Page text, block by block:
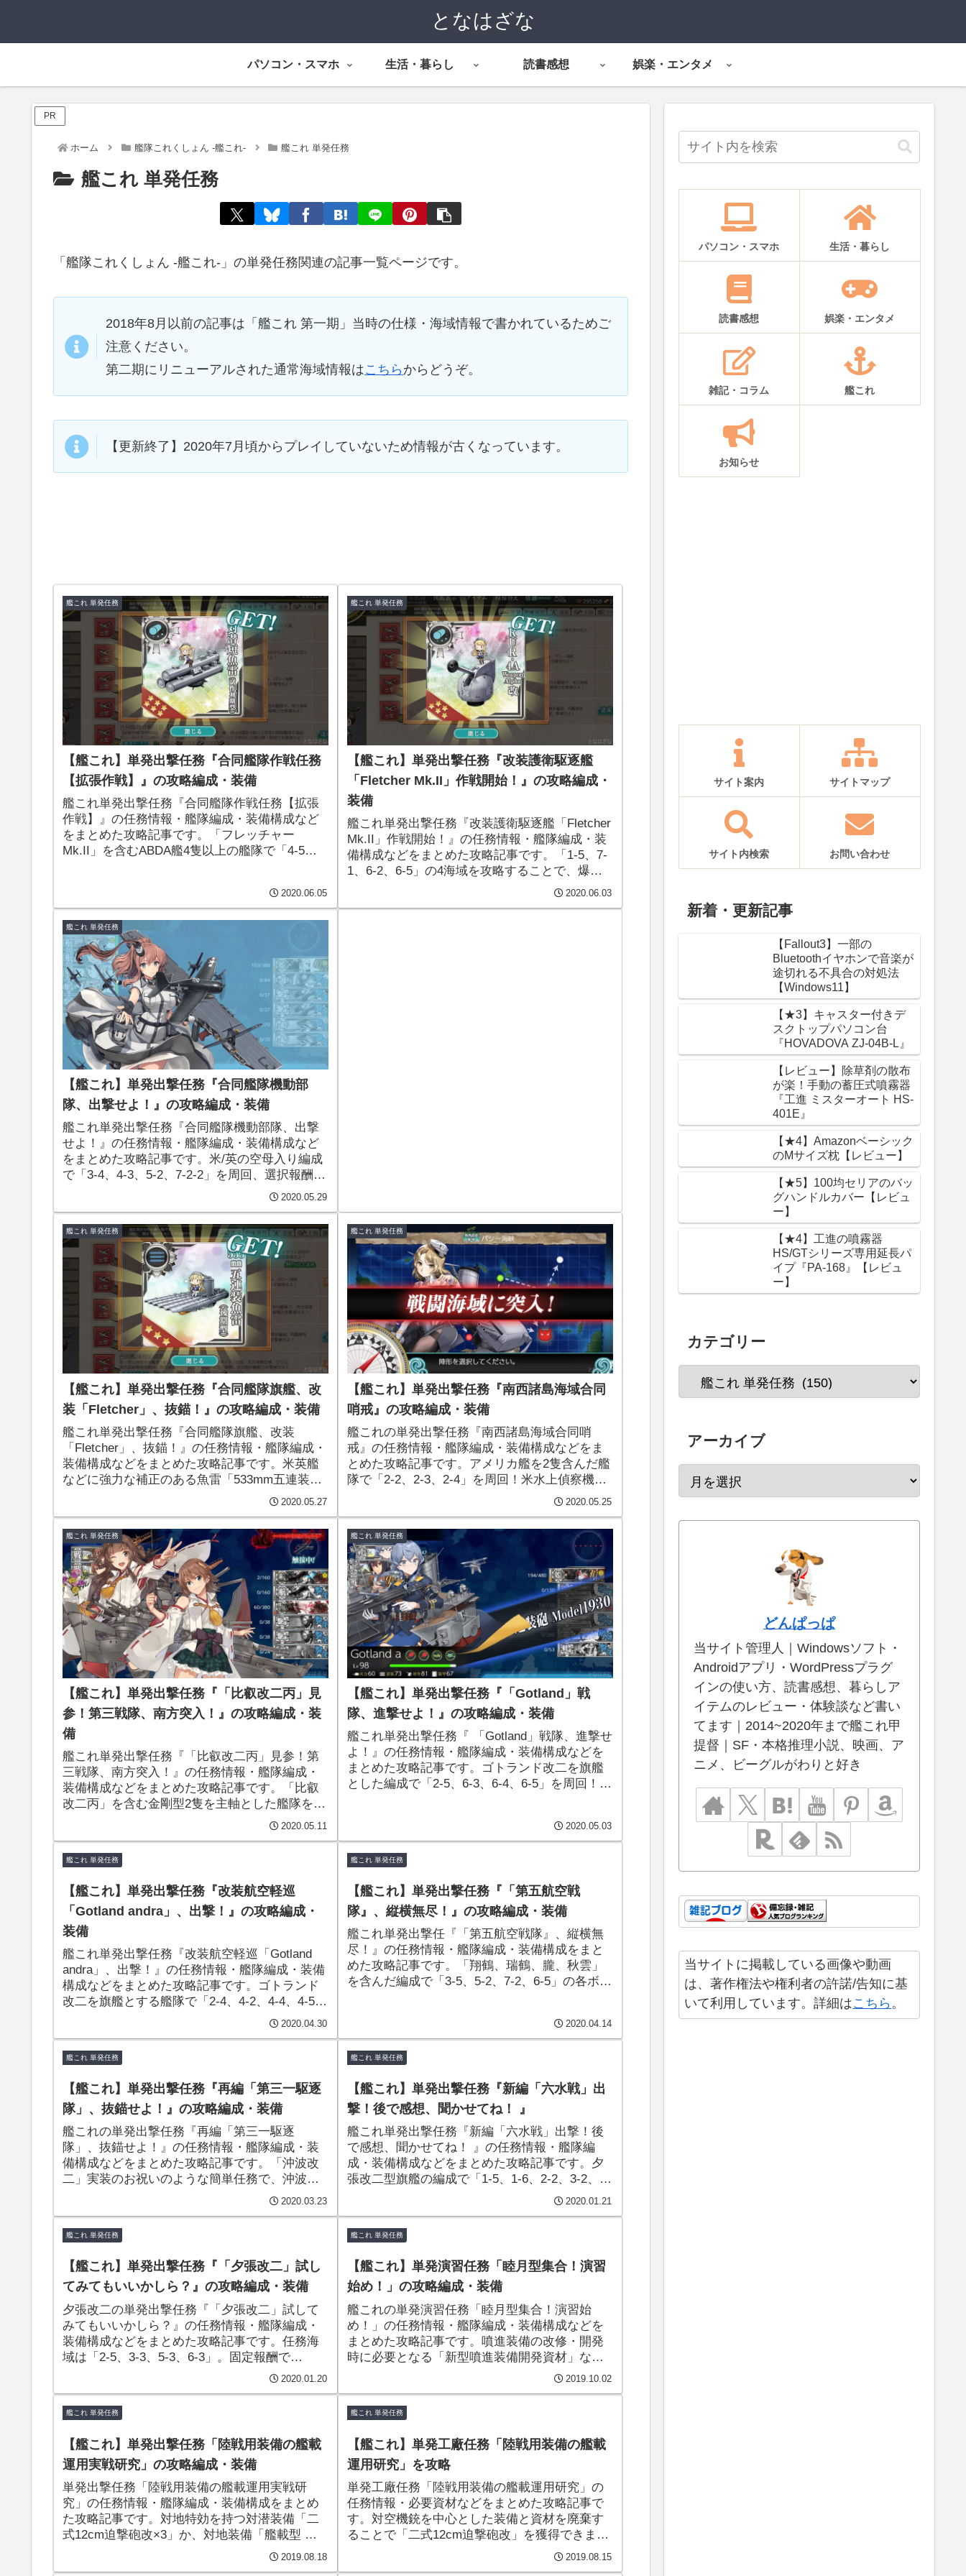
となはざな
パソコン・スマホ 生活・暮らし 読書感想 娯楽・エンタメ
PR
ホーム 艦隊これくしょん -艦これ- 艦これ 単発任務
艦これ 単発任務
「艦隊これくしょん -艦これ-」の単発任務関連の記事一覧ページです。
2018年8月以前の記事は「艦これ 第一期」当時の仕様・海域情報で書かれているためご
注意ください。
第二期にリニューアルされた通常海域情報はこちら からどうぞ。
【更新終了】2020年7月頃からプレイしていないため情報が古くなっています。
艦これ 単発任務
【艦これ】単発出撃任務『合同艦隊作戦任務
【拡張作戦】』の攻略編成・装備
艦これ単発出撃任務『合同艦隊作戦任務【拡張
作戦】』の任務情報・艦隊編成・装備構成など
をまとめた攻略記事です。「フレッチャー
Mk.II」を含むABDA艦4隻以上の艦隊で「4-5、5-
2020.06.05
艦これ 単発任務
【艦これ】単発出撃任務『改装護衛駆逐艦
「Fletcher Mk.II」作戦開始！』の攻略編成・
装備
艦これ単発出撃任務『改装護衛駆逐艦「Fletcher
Mk.II」作戦開始！』の任務情報・艦隊編成・装
備構成などをまとめた攻略記事です。「1-5、7-
1、6-2、6-5」の4海域を攻略することで、爆雷
投射機系の強力な対潜装備「RUR-4A Weapon
Alpha改」が手に入る任務となっています。
2020.06.03
艦これ 単発任務
【艦これ】単発出撃任務『合同艦隊機動部
隊、出撃せよ！』の攻略編成・装備
艦これ単発出撃任務『合同艦隊機動部隊、出撃
せよ！』の任務情報・艦隊編成・装備構成など
をまとめた攻略記事です。米/英の空母入り編成
で「3-4、4-3、5-2、7-2-2」を周回、選択報酬で
2020.05.29
艦これ 単発任務
【艦これ】単発出撃任務『合同艦隊旗艦、改
装「Fletcher」、抜錨！』の攻略編成・装備
艦これ単発出撃任務『合同艦隊旗艦、改装
「Fletcher」、抜錨！』の任務情報・艦隊編成・
装備構成などをまとめた攻略記事です。米英艦
などに強力な補正のある魚雷「533mm五連装魚
雷(後期型)」が固定報酬で手に入るフレッチャー
2020.05.27
艦これ 単発任務
【艦これ】単発出撃任務『南西諸島海域合同
哨戒』の攻略編成・装備
艦これの単発出撃任務『南西諸島海域合同哨
戒』の任務情報・艦隊編成・装備構成などをま
とめた攻略記事です。アメリカ艦を2隻含んだ艦
隊で「2-2、2-3、2-4」を周回！米水上偵察機
「OS2U」や「緊急修理資材」「改修資材」など
2020.05.25
艦これ 単発任務
【艦これ】単発出撃任務『「比叡改二丙」見
参！第三戦隊、南方突入！』の攻略編成・装
備
艦これ単発出撃任務『「比叡改二丙」見参！第
三戦隊、南方突入！』の任務情報・艦隊編成・
装備構成などをまとめた攻略記事です。「比叡
改二丙」を含む金剛型2隻を主軸とした艦隊を編
成して南方海域全体（5-1～5-5）を回る難易度
高めの任務！報酬で「35.6cm連装砲改二」や
「艦本新設計 増設バルジ(大型艦)」をゲットで
きます！
2020.05.11
艦これ 単発任務
【艦これ】単発出撃任務『「Gotland」戦
隊、進撃せよ！』の攻略編成・装備
艦これ単発出撃任務『 「Gotland」戦隊、進撃せ
よ！』の任務情報・艦隊編成・装備構成などを
まとめた攻略記事です。ゴトランド改二を旗艦
とした編成で「2-5、6-3、6-4、6-5」を周回！報
2020.05.03
艦これ 単発任務
【艦これ】単発出撃任務『改装航空軽巡
「Gotland andra」、出撃！』の攻略編成・
装備
艦これ単発出撃任務『改装航空軽巡「Gotland
andra」、出撃！』の任務情報・艦隊編成・装備
構成などをまとめた攻略記事です。ゴトランド
改二を旗艦とする艦隊で「2-4、4-2、4-4、4-5」
に突撃！選択報酬でソードフィッシュ系の装備
2020.04.30
艦これ 単発任務
【艦これ】単発出撃任務『「第五航空戦
隊』、縦横無尽！』の攻略編成・装備
艦これ単発出撃任『「第五航空戦隊』、縦横無
尽！』の任務情報・艦隊編成・装備構成をまと
めた攻略記事です。「翔鶴、瑞鶴、朧、秋雲」
を含んだ編成で「3-5、5-2、7-2、6-5」の各ボス
2020.04.14
艦これ 単発任務
【艦これ】単発出撃任務『再編「第三一駆逐
隊」、抜錨せよ！』の攻略編成・装備
艦これの単発出撃任務『再編「第三一駆逐
隊」、抜錨せよ！』の任務情報・艦隊編成・装
備構成などをまとめた攻略記事です。「沖波改
二」実装のお祝いのような簡単任務で、沖波の
名が付いた「家具」を入手できたりします！
2020.03.23
艦これ 単発任務
【艦これ】単発出撃任務『新編「六水戦」出
撃！後で感想、聞かせてね！ 』
艦これ単発出撃任務『新編「六水戦」出撃！後
で感想、聞かせてね！ 』の任務情報・艦隊編
成・装備構成などをまとめた攻略記事です。夕
張改二型旗艦の編成で「1-5、1-6、2-2、3-2、7-
1」の5海域を周回。報酬で改良型の高性能な甲
設」をゲットできる嬉しい任務となっていま
す。
2020.01.21
艦これ 単発任務
【艦これ】単発出撃任務『「夕張改二」試し
てみてもいいかしら？』の攻略編成・装備
夕張改二の単発出撃任務『「夕張改二」試して
みてもいいかしら？』の任務情報・艦隊編成・
装備構成などをまとめた攻略記事です。任務海
域は「2-5、3-3、5-3、6-3」。固定報酬で
「14cm連装砲改」、選択報酬で「大発動艇」な
2020.01.20
艦これ 単発任務
【艦これ】単発演習任務「睦月型集合！演習
始め！」の攻略編成・装備
艦これの単発演習任務「睦月型集合！演習始
め！」の任務情報・艦隊編成・装備構成などを
まとめた攻略記事です。噴進装備の改修・開発
時に必要となる「新型噴進装備開発資材」など
が手に入る簡単な演習任務となっています。
2019.10.02
艦これ 単発任務
【艦これ】単発出撃任務「陸戦用装備の艦載
運用実戦研究」の攻略編成・装備
単発出撃任務「陸戦用装備の艦載運用実戦研
究」の任務情報・艦隊編成・装備構成をまとめ
た攻略記事です。対地特効を持つ対潜装備「二
式12cm迫撃砲改×3」か、対地装備「艦載型 四
式20cm対地噴進砲×1」を選択式報酬で獲得でき
2019.08.18
艦これ 単発任務
【艦これ】単発工廠任務「陸戦用装備の艦載
運用研究」を攻略
単発工廠任務「陸戦用装備の艦載運用研究」の
任務情報・必要資材などをまとめた攻略記事で
す。対空機銃を中心とした装備と資材を廃棄す
ることで「二式12cm迫撃砲改」を獲得できま
2019.08.15
パソコン・スマホ 生活・暮らし
読書感想 娯楽・エンタメ
雑記・コラム 艦これ
お知らせ
サイト案内 サイトマップ
サイト内検索 お問い合わせ
新着・更新記事
【Fallout3】一部の
Bluetoothイヤホンで音楽が
途切れる不具合の対処法
【Windows11】
【★3】キャスター付きデ
スクトップパソコン台
『HOVADOVA ZJ-04B-L』
【レビュー】除草剤の散布
が楽！手動の蓄圧式噴霧器
『工進 ミスターオート HS-
401E』
【★4】Amazonベーシック
のMサイズ枕【レビュー】
【★5】100均セリアのバッ
グハンドルカバー【レビュ
ー】
【★4】工進の噴霧器
HS/GTシリーズ専用延長パ
イプ『PA-168』【レビュ
ー】
カテゴリー
アーカイブ
どんぱっぱ
当サイト管理人｜Windowsソフト・
Androidアプリ・WordPressプラグ
インの使い方、読書感想、暮らしア
イテムのレビュー・体験談など書い
てます｜2014~2020年まで艦これ甲
提督｜SF・本格推理小説、映画、ア
ニメ、ビーグルがわりと好き
当サイトに掲載している画像や動画
は、著作権法や権利者の許諾/告知に基
いて利用しています。詳細はこちら 。